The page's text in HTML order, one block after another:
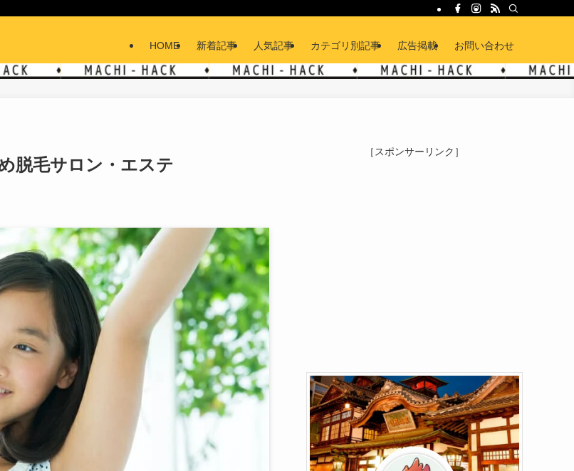
HOME 新着記事 人気記事 カテゴリ別記事 広告掲載 お問い合わせ
脱毛サロン・エステ
［スポンサーリンク］